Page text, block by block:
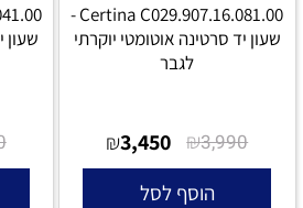
Certina C029.907.16.081.00 -
שעון יד סרטינה אוטומטי יוקרתי
לגבר
₪3,990
₪3,450
הוסף לסל
שעון